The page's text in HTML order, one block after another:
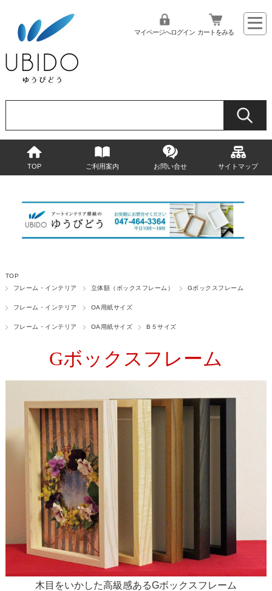
マイページへログイン カートをみる
TOP ご利用案内 お問い合せ サイトマップ
TOP
フレーム・インテリア
立体額（ボックスフレーム） Gボックスフレーム
フレーム・インテリア OA用紙サイズ
フレーム・インテリア OA用紙サイズ B５サイズ
Gボックスフレーム
木目をいかした高級感あるGボックスフレーム